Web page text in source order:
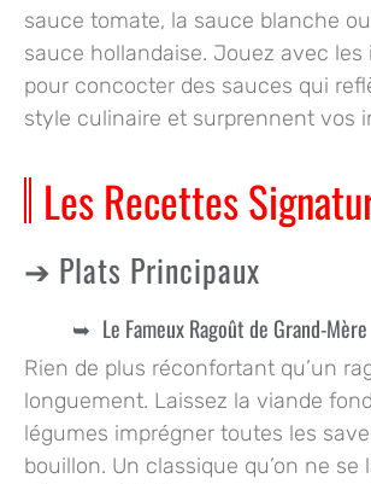
sauce tomate, la sauce blanche
sauce hollandaise. Jouez avec les
pour concocter des sauces qui
style culinaire et surprennent vos
Les Recettes
Plats Principaux
Le Fameux Ragoût de Grand-Mère
Rien de plus réconfortant qu’un
longuement. Laissez la viande
légumes imprégner toutes les
bouillon. Un classique qu’on ne se